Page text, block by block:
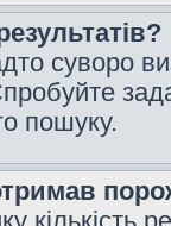
суворо
пошуку.